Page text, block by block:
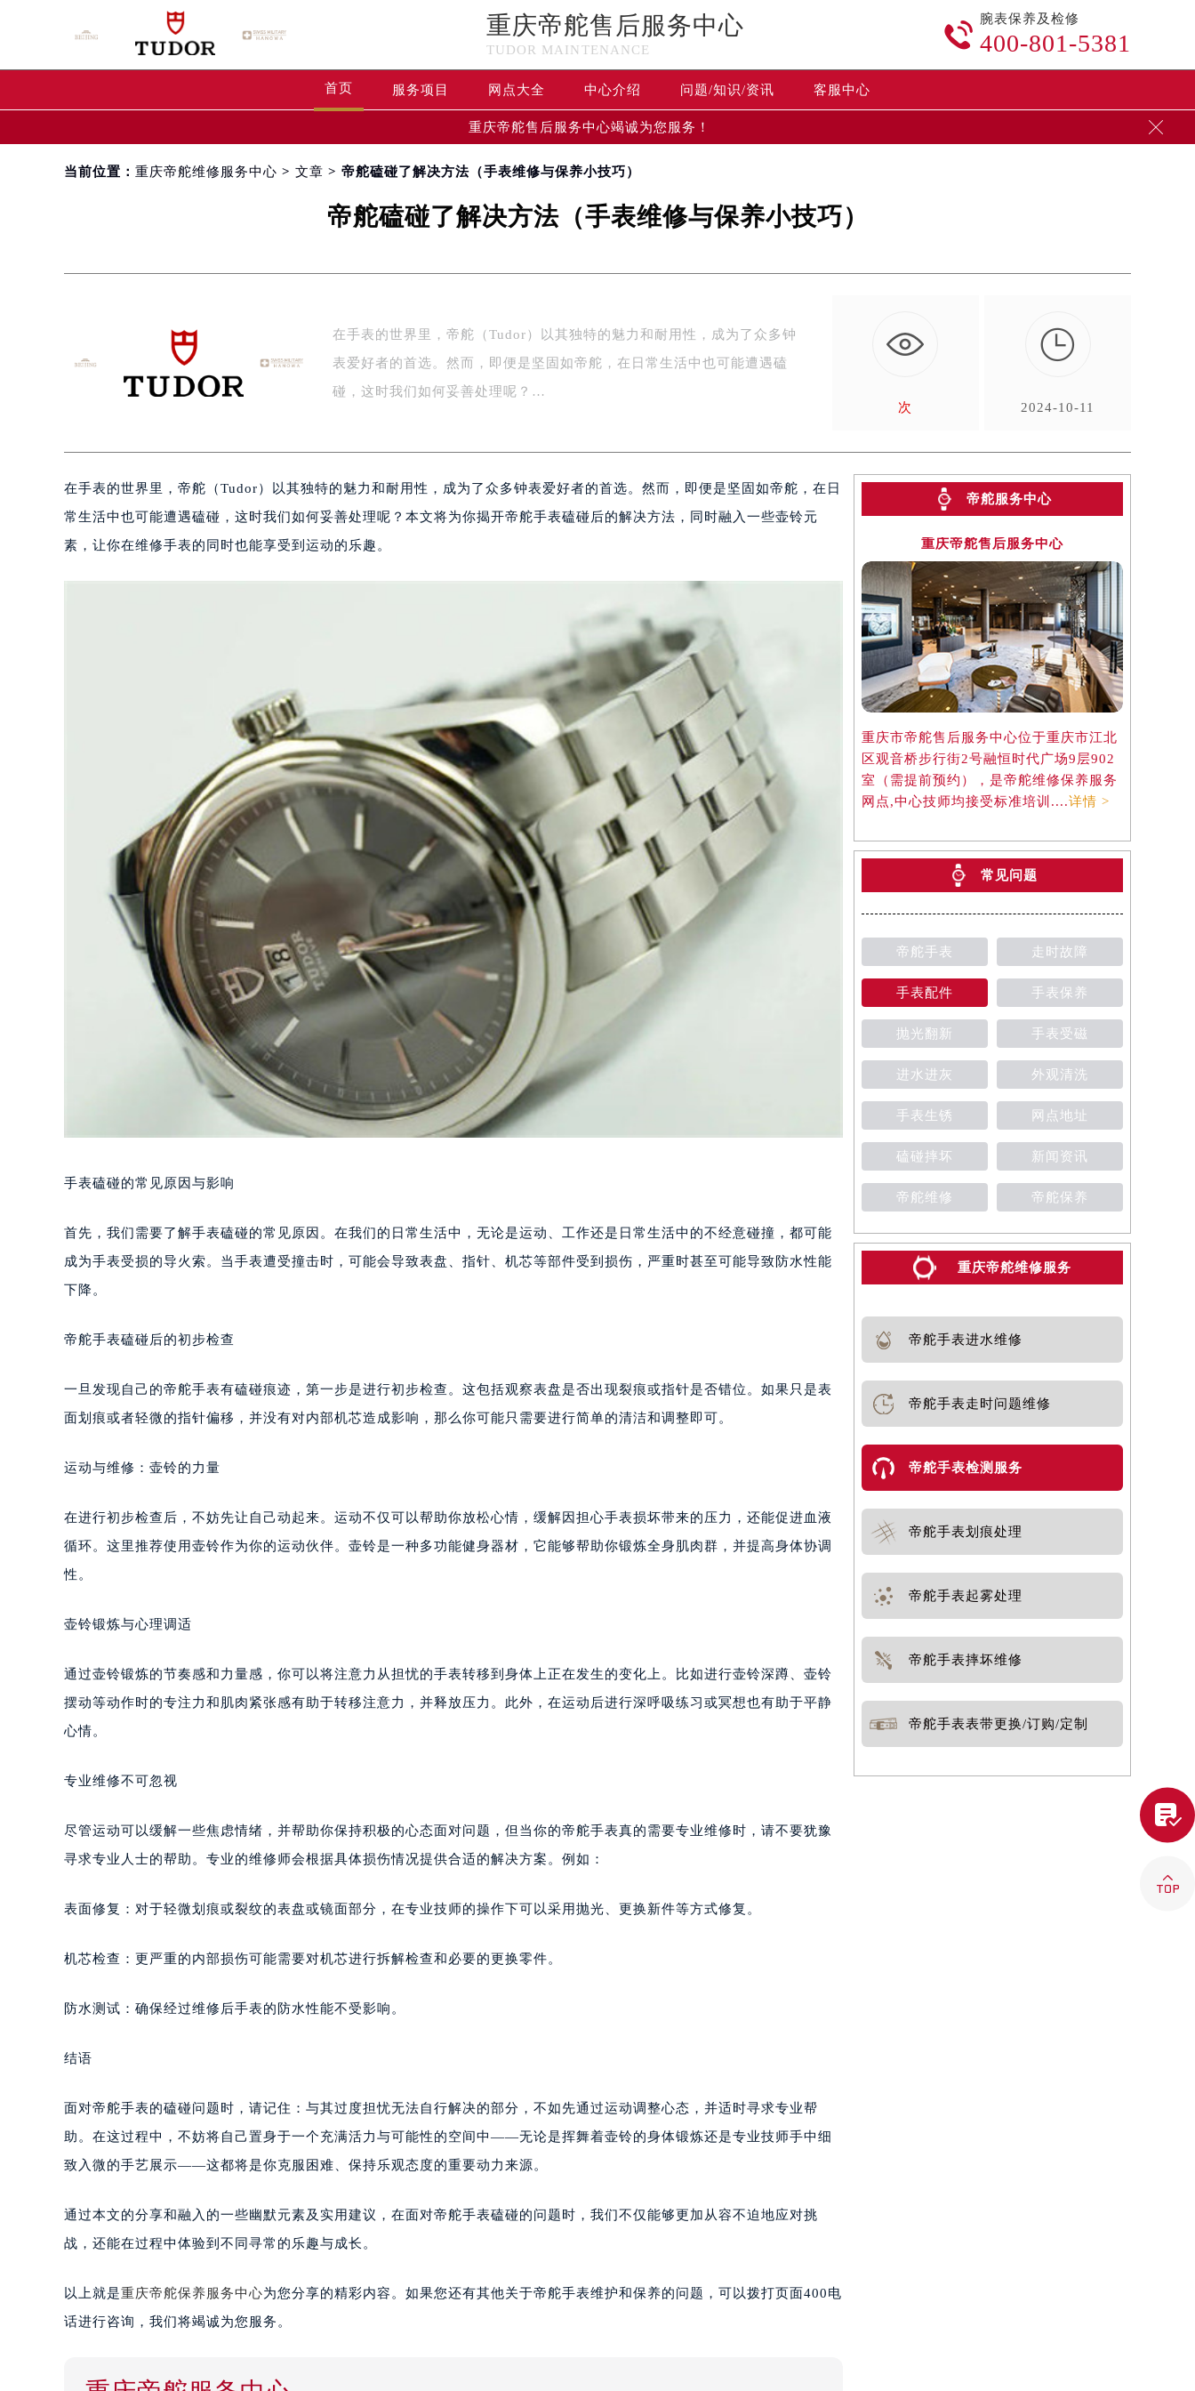
重庆帝舵售后服务中心
TUDOR MAINTENANCE

腕表保养及检修
400-801-5381
首页 服务项目 网点大全 中心介绍 问题/知识/资讯 客服中心
重庆帝舵售后服务中心竭诚为您服务！ 
当前位置： 重庆帝舵维修服务中心 > 文章 > 帝舵磕碰了解决方法（手表维修与保养小技巧）
帝舵磕碰了解决方法（手表维修与保养小技巧）
在手表的世界里，帝舵（Tudor）以其独特的魅力和耐用性，成为了众多钟
表爱好者的首选。然而，即便是坚固如帝舵，在日常生活中也可能遭遇磕
碰，这时我们如何妥善处理呢？…
次

2024-10-11
在手表的世界里，帝舵（Tudor）以其独特的魅力和耐用性，成为了众多钟表爱好者的首选。然而，即便是坚固如帝舵，在日
常生活中也可能遭遇磕碰，这时我们如何妥善处理呢？本文将为你揭开帝舵手表磕碰后的解决方法，同时融入一些壶铃元
素，让你在维修手表的同时也能享受到运动的乐趣。
手表磕碰的常见原因与影响
首先，我们需要了解手表磕碰的常见原因。在我们的日常生活中，无论是运动、工作还是日常生活中的不经意碰撞，都可能
成为手表受损的导火索。当手表遭受撞击时，可能会导致表盘、指针、机芯等部件受到损伤，严重时甚至可能导致防水性能
下降。
帝舵手表磕碰后的初步检查
一旦发现自己的帝舵手表有磕碰痕迹，第一步是进行初步检查。这包括观察表盘是否出现裂痕或指针是否错位。如果只是表
面划痕或者轻微的指针偏移，并没有对内部机芯造成影响，那么你可能只需要进行简单的清洁和调整即可。
运动与维修：壶铃的力量
在进行初步检查后，不妨先让自己动起来。运动不仅可以帮助你放松心情，缓解因担心手表损坏带来的压力，还能促进血液
循环。这里推荐使用壶铃作为你的运动伙伴。壶铃是一种多功能健身器材，它能够帮助你锻炼全身肌肉群，并提高身体协调
性。
壶铃锻炼与心理调适
通过壶铃锻炼的节奏感和力量感，你可以将注意力从担忧的手表转移到身体上正在发生的变化上。比如进行壶铃深蹲、壶铃
摆动等动作时的专注力和肌肉紧张感有助于转移注意力，并释放压力。此外，在运动后进行深呼吸练习或冥想也有助于平静
心情。
专业维修不可忽视
尽管运动可以缓解一些焦虑情绪，并帮助你保持积极的心态面对问题，但当你的帝舵手表真的需要专业维修时，请不要犹豫
寻求专业人士的帮助。专业的维修师会根据具体损伤情况提供合适的解决方案。例如：
表面修复：对于轻微划痕或裂纹的表盘或镜面部分，在专业技师的操作下可以采用抛光、更换新件等方式修复。
机芯检查：更严重的内部损伤可能需要对机芯进行拆解检查和必要的更换零件。
防水测试：确保经过维修后手表的防水性能不受影响。
结语
面对帝舵手表的磕碰问题时，请记住：与其过度担忧无法自行解决的部分，不如先通过运动调整心态，并适时寻求专业帮
助。在这过程中，不妨将自己置身于一个充满活力与可能性的空间中——无论是挥舞着壶铃的身体锻炼还是专业技师手中细
致入微的手艺展示——这都将是你克服困难、保持乐观态度的重要动力来源。
通过本文的分享和融入的一些幽默元素及实用建议，在面对帝舵手表磕碰的问题时，我们不仅能够更加从容不迫地应对挑
战，还能在过程中体验到不同寻常的乐趣与成长。
以上就是重庆帝舵保养服务中心为您分享的精彩内容。如果您还有其他关于帝舵手表维护和保养的问题，可以拨打页面400电
话进行咨询，我们将竭诚为您服务。
帝舵服务中心
重庆帝舵售后服务中心
重庆市帝舵售后服务中心位于重庆市江北
区观音桥步行街2号融恒时代广场9层902
室（需提前预约），是帝舵维修保养服务
网点,中心技师均接受标准培训....详情 >
常见问题
帝舵手表 走时故障
手表配件 手表保养
抛光翻新 手表受磁
进水进灰 外观清洗
手表生锈 网点地址
磕碰摔坏 新闻资讯
帝舵维修 帝舵保养
重庆帝舵维修服务
帝舵手表进水维修
帝舵手表走时问题维修
帝舵手表检测服务
帝舵手表划痕处理
帝舵手表起雾处理
帝舵手表摔坏维修
帝舵手表表带更换/订购/定制

